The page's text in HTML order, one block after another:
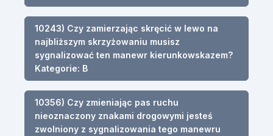
10243) Czy zamierzając skręcić w lewo na
najbliższym skrzyżowaniu musisz
sygnalizować ten manewr kierunkowskazem?
Kategorie: B
10356) Czy zmieniając pas ruchu
nieoznaczony znakami drogowymi jesteś
zwolniony z sygnalizowania tego manewru